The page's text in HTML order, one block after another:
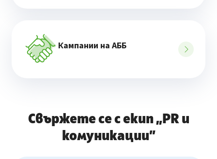
Кампании на АББ
Свържете се с екип „PR и
комуникации”